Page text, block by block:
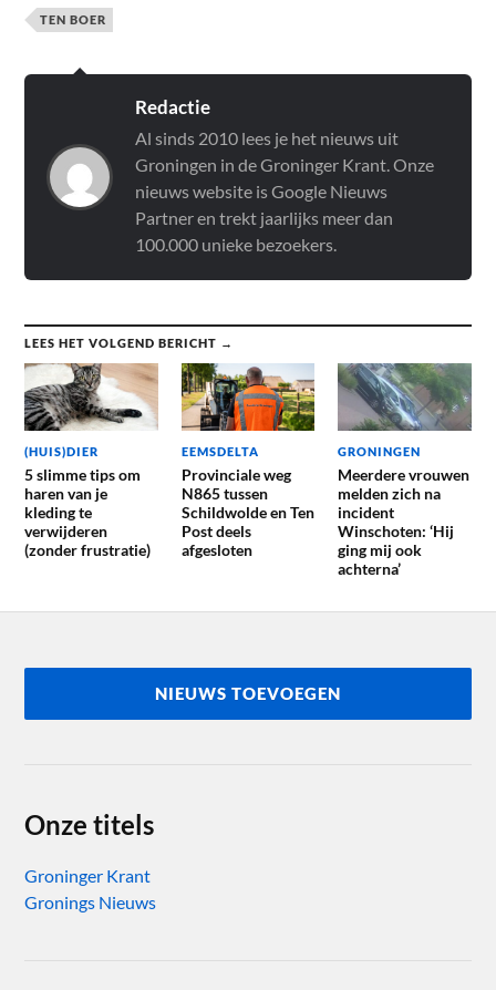
TEN BOER
Redactie
Al sinds 2010 lees je het nieuws uit
Groningen in de Groninger Krant. Onze
nieuws website is Google Nieuws
Partner en trekt jaarlijks meer dan
100.000 unieke bezoekers.
LEES HET VOLGEND BERICHT →
(HUIS)DIER
5 slimme tips om
haren van je
kleding te
verwijderen
(zonder frustratie)
EEMSDELTA
Provinciale weg
N865 tussen
Schildwolde en Ten
Post deels
afgesloten
GRONINGEN
Meerdere vrouwen
melden zich na
incident
Winschoten: ‘Hij
ging mij ook
achterna’
NIEUWS TOEVOEGEN
Onze titels
Groninger Krant
Gronings Nieuws